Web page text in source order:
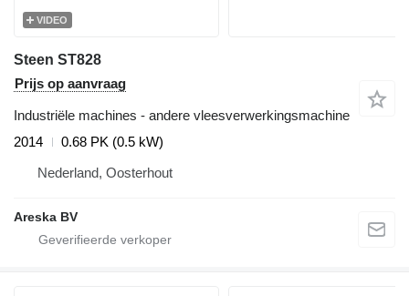
VIDEO
Steen ST828
Prijs op aanvraag
Industriële machines - andere vleesverwerkingsmachine
2014
0.68 PK (0.5 kW)
Nederland, Oosterhout
Areska BV